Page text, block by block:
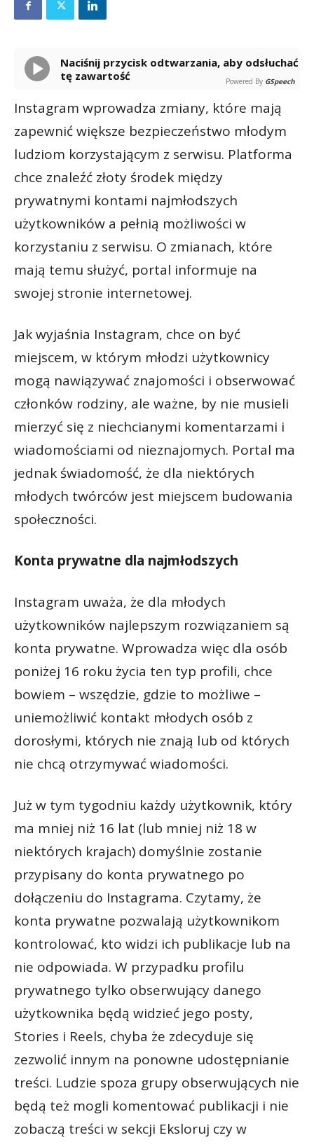
Naciśnij przycisk odtwarzania, aby odsłuchać
tę zawartość
Powered By GSpeech
Instagram wprowadza zmiany, które mają
zapewnić większe bezpieczeństwo młodym
ludziom korzystającym z serwisu. Platforma
chce znaleźć złoty środek między
prywatnymi kontami najmłodszych
użytkowników a pełnią możliwości w
korzystaniu z serwisu. O zmianach, które
mają temu służyć, portal informuje na
swojej stronie internetowej.
Jak wyjaśnia Instagram, chce on być
miejscem, w którym młodzi użytkownicy
mogą nawiązywać znajomości i obserwować
członków rodziny, ale ważne, by nie musieli
mierzyć się z niechcianymi komentarzami i
wiadomościami od nieznajomych. Portal ma
jednak świadomość, że dla niektórych
młodych twórców jest miejscem budowania
społeczności.
Konta prywatne dla najmłodszych
Instagram uważa, że dla młodych
użytkowników najlepszym rozwiązaniem są
konta prywatne. Wprowadza więc dla osób
poniżej 16 roku życia ten typ profili, chce
bowiem – wszędzie, gdzie to możliwe –
uniemożliwić kontakt młodych osób z
dorosłymi, których nie znają lub od których
nie chcą otrzymywać wiadomości.
Już w tym tygodniu każdy użytkownik, który
ma mniej niż 16 lat (lub mniej niż 18 w
niektórych krajach) domyślnie zostanie
przypisany do konta prywatnego po
dołączeniu do Instagrama. Czytamy, że
konta prywatne pozwalają użytkownikom
kontrolować, kto widzi ich publikacje lub na
nie odpowiada. W przypadku profilu
prywatnego tylko obserwujący danego
użytkownika będą widzieć jego posty,
Stories i Reels, chyba że zdecyduje się
zezwolić innym na ponowne udostępnianie
treści. Ludzie spoza grupy obserwujących nie
będą też mogli komentować publikacji i nie
zobaczą treści w sekcji Eksloruj czy w